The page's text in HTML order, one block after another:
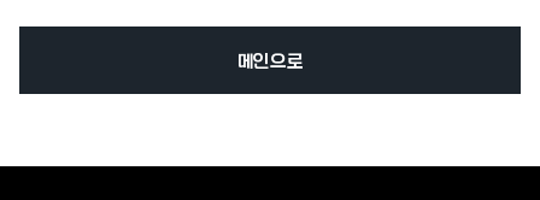
메인으로